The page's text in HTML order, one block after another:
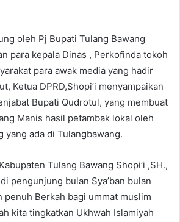
oleh Pj Bupati Tulang Bawang
para kepala Dinas , Perkofinda tokoh
para awak media yang hadir
Ketua DPRD,Shopi’i menyampaikan
Bupati Qudrotul, yang membuat
Manis hasil petambak lokal oleh
yang ada di Tulangbawang.
Tulang Bawang Shopi’i ,SH.,
pengunjung bulan Sya’ban bulan
penuh Berkah bagi ummat muslim
kita tingkatkan Ukhwah Islamiyah